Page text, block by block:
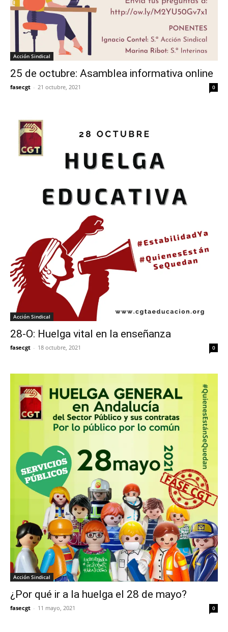
Acción Sindical
25 de octubre: Asamblea informativa online
fasecgt - 21 octubre, 2021 0
Acción Sindical
28-O: Huelga vital en la enseñanza
fasecgt - 18 octubre, 2021 0
Acción Sindical
¿Por qué ir a la huelga el 28 de mayo?
fasecgt - 11 mayo, 2021 0